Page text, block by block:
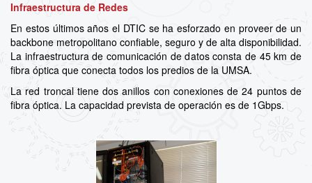
Infraestructura de Redes
En estos últimos años el DTIC se ha esforzado en proveer de un
backbone metropolitano confiable, seguro y de alta disponibilidad.
La infraestructura de comunicación de datos consta de 45 km de
fibra óptica que conecta todos los predios de la UMSA.
La red troncal tiene dos anillos con conexiones de 24 puntos de
fibra óptica. La capacidad prevista de operación es de 1Gbps.